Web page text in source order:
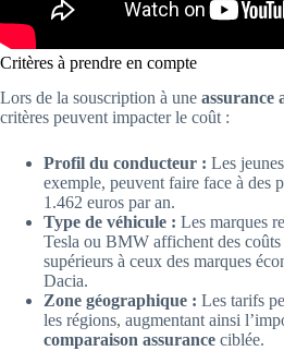
Critères à prendre en compte
Lors de la souscription à une assurance
critères peuvent impacter le coût :
Profil du conducteur : Les
exemple, peuvent faire face à des
1.462 euros par an.
Type de véhicule : Les marques
Tesla ou BMW affichent des coûts
supérieurs à ceux des marques
Dacia.
Zone géographique : Les tarifs
les régions, augmentant ainsi
comparaison assurance ciblée.